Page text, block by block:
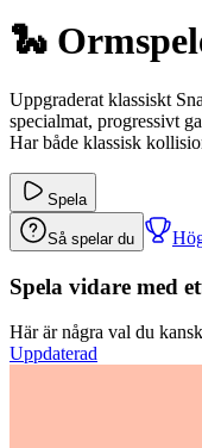
🐍
Uppgraderat klassiskt
specialmat, progressivt
Har både klassisk
Spela
Så spelar du
Spela vidare med
Här är några val du
Uppdaterad